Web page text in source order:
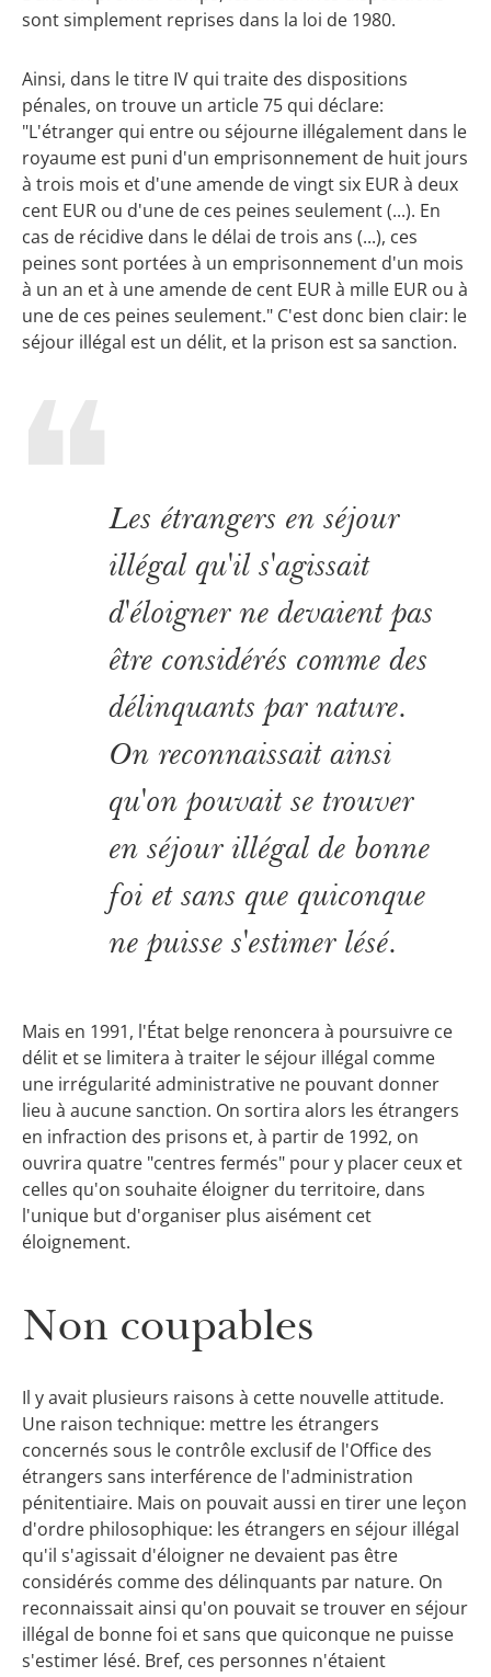
sont simplement reprises dans la loi de 1980.
Ainsi, dans le titre IV qui traite des dispositions
pénales, on trouve un article 75 qui déclare:
"L'étranger qui entre ou séjourne illégalement dans le
royaume est puni d'un emprisonnement de huit jours
à trois mois et d'une amende de vingt six EUR à deux
cent EUR ou d'une de ces peines seulement (...). En
cas de récidive dans le délai de trois ans (...), ces
peines sont portées à un emprisonnement d'un mois
à un an et à une amende de cent EUR à mille EUR ou à
une de ces peines seulement." C'est donc bien clair: le
séjour illégal est un délit, et la prison est sa sanction.
Les étrangers en séjour
illégal qu'il s'agissait
d'éloigner ne devaient pas
être considérés comme des
délinquants par nature.
On reconnaissait ainsi
qu'on pouvait se trouver
en séjour illégal de bonne
foi et sans que quiconque
ne puisse s'estimer lésé.
Mais en 1991, l'État belge renoncera à poursuivre ce
délit et se limitera à traiter le séjour illégal comme
une irrégularité administrative ne pouvant donner
lieu à aucune sanction. On sortira alors les étrangers
en infraction des prisons et, à partir de 1992, on
ouvrira quatre "centres fermés" pour y placer ceux et
celles qu'on souhaite éloigner du territoire, dans
l'unique but d'organiser plus aisément cet
éloignement.
Non coupables
Il y avait plusieurs raisons à cette nouvelle attitude.
Une raison technique: mettre les étrangers
concernés sous le contrôle exclusif de l'Office des
étrangers sans interférence de l'administration
pénitentiaire. Mais on pouvait aussi en tirer une leçon
d'ordre philosophique: les étrangers en séjour illégal
qu'il s'agissait d'éloigner ne devaient pas être
considérés comme des délinquants par nature. On
reconnaissait ainsi qu'on pouvait se trouver en séjour
illégal de bonne foi et sans que quiconque ne puisse
s'estimer lésé. Bref, ces personnes n'étaient